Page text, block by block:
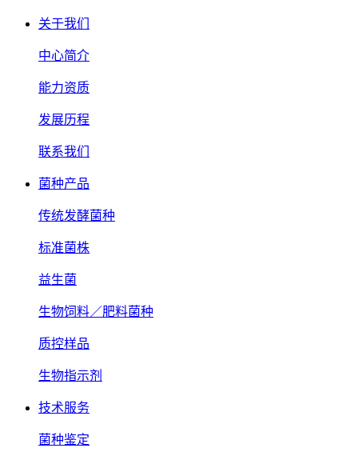
关于我们
中心简介
能力资质
发展历程
联系我们
菌种产品
传统发酵菌种
标准菌株
益生菌
生物饲料／肥料菌种
质控样品
生物指示剂
技术服务
菌种鉴定